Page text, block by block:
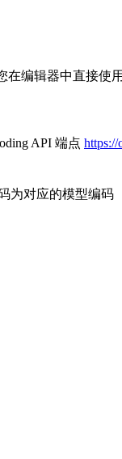
在编辑器中直接使
API 端点 https://
为对应的模型编码